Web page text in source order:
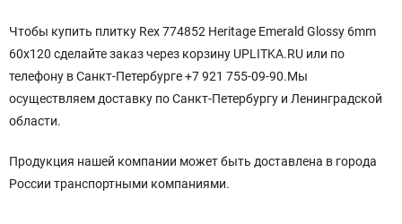
Чтобы купить плитку Rex 774852 Heritage Emerald Glossy 6mm
60x120 сделайте заказ через корзину UPLITKA.RU или по
телефону в Санкт-Петербурге +7 921 755-09-90.Мы
осуществляем доставку по Санкт-Петербургу и Ленинградской
области.
Продукция нашей компании может быть доставлена в города
России транспортными компаниями.